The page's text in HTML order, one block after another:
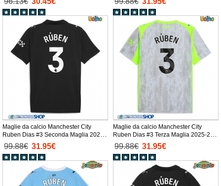
corti)
Maglie da calcio Manchester City
Ruben Dias #3 Seconda Maglia 2025-
26 Manica Corta
99.88€ 31.95€
Maglie da calcio Manchester City
Ruben Dias #3 Terza Maglia 2025-26
Manica Corta
99.88€ 31.95€